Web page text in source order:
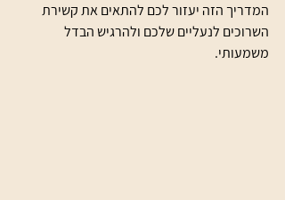
המדריך הזה יעזור לכם להתאים את קשירת
השרוכים לנעליים שלכם ולהרגיש הבדל
משמעותי.